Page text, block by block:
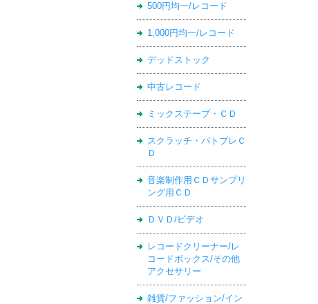
500円均一/レコード
1,000円均一/レコード
デッドストック
中古レコード
ミックステープ・ＣＤ
スクラッチ・バトブレＣ
Ｄ
音楽制作用ＣＤサンプリ
ング用ＣＤ
ＤＶＤ/ビデオ
レコードクリーナー/レ
コードボックス/その他
アクセサリー
雑貨/ファッション/イン